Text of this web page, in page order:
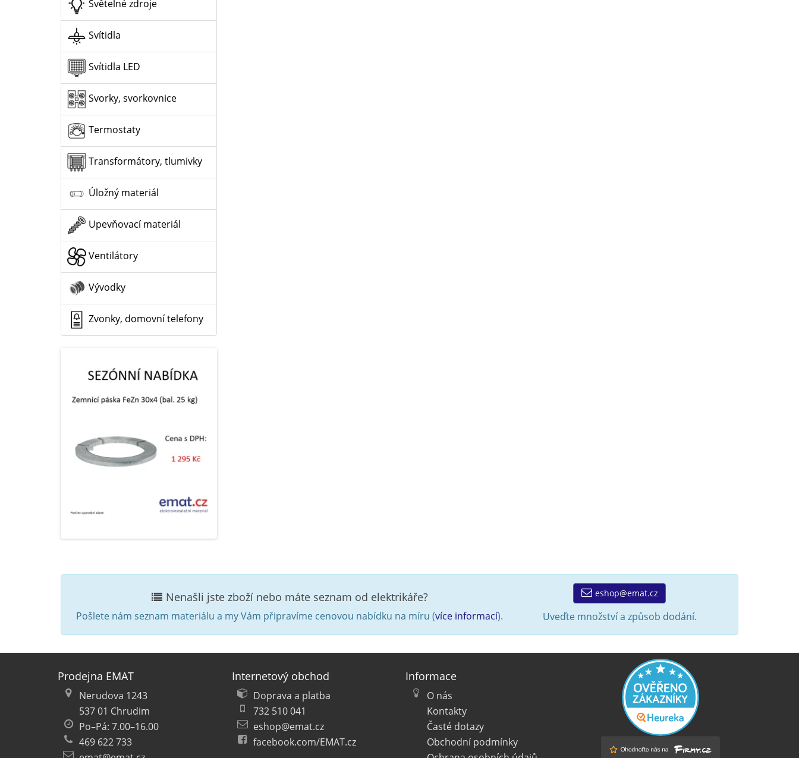
Světelné zdroje
Svítidla
Svítidla LED
Svorky, svorkovnice
Termostaty
Transformátory, tlumivky
Úložný materiál
Upevňovací materiál
Ventilátory
Vývodky
Zvonky, domovní telefony
Nenašli jste zboží nebo máte seznam od elektrikáře?
Pošlete nám seznam materiálu a my Vám připravíme cenovou nabídku na míru (více informací).
eshop@emat.cz
Uveďte množství a způsob dodání.
Prodejna EMAT
Nerudova 1243
537 01 Chrudim
Po–Pá: 7.00–16.00
469 622 733
Internetový obchod
Doprava a platba
732 510 041
eshop@emat.cz
facebook.com/EMAT.cz
Informace
O nás
Kontakty
Časté dotazy
Obchodní podmínky